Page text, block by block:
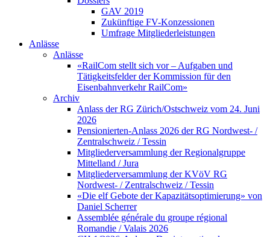
GAV 2019
Zukünftige FV-Konzessionen
Umfrage Mitgliederleistungen
Anlässe
Anlässe
«RailCom stellt sich vor – Aufgaben und
Tätigkeitsfelder der Kommission für den
Eisenbahnverkehr RailCom»
Archiv
Anlass der RG Zürich/Ostschweiz vom 24. Juni
2026
Pensionierten-Anlass 2026 der RG Nordwest- /
Zentralschweiz / Tessin
Mitgliederversammlung der Regionalgruppe
Mittelland / Jura
Mitgliederversammlung der KVöV RG
Nordwest- / Zentralschweiz / Tessin
«Die elf Gebote der Kapazitätsoptimierung» von
Daniel Scherrer
Assemblée générale du groupe régional
Romandie / Valais 2026